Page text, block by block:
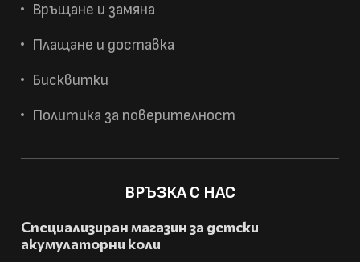
Връщане и замяна
Плащане и доставка
Бисквитки
Политика за поверителност
ВРЪЗКА С НАС
Специализиран магазин за детски
акумулаторни коли